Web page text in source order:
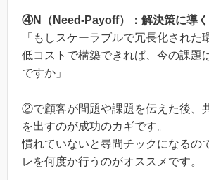
④N（Need-Payoff）：解決策に導く
「もしスケーラブルで冗長化された
低コストで構築できれば、今の課題
ですか」
②で顧客が問題や課題を伝えた後、
を出すのが成功のカギです。
慣れていないと尋問チックになるの
レを何度か行うのがオススメです。